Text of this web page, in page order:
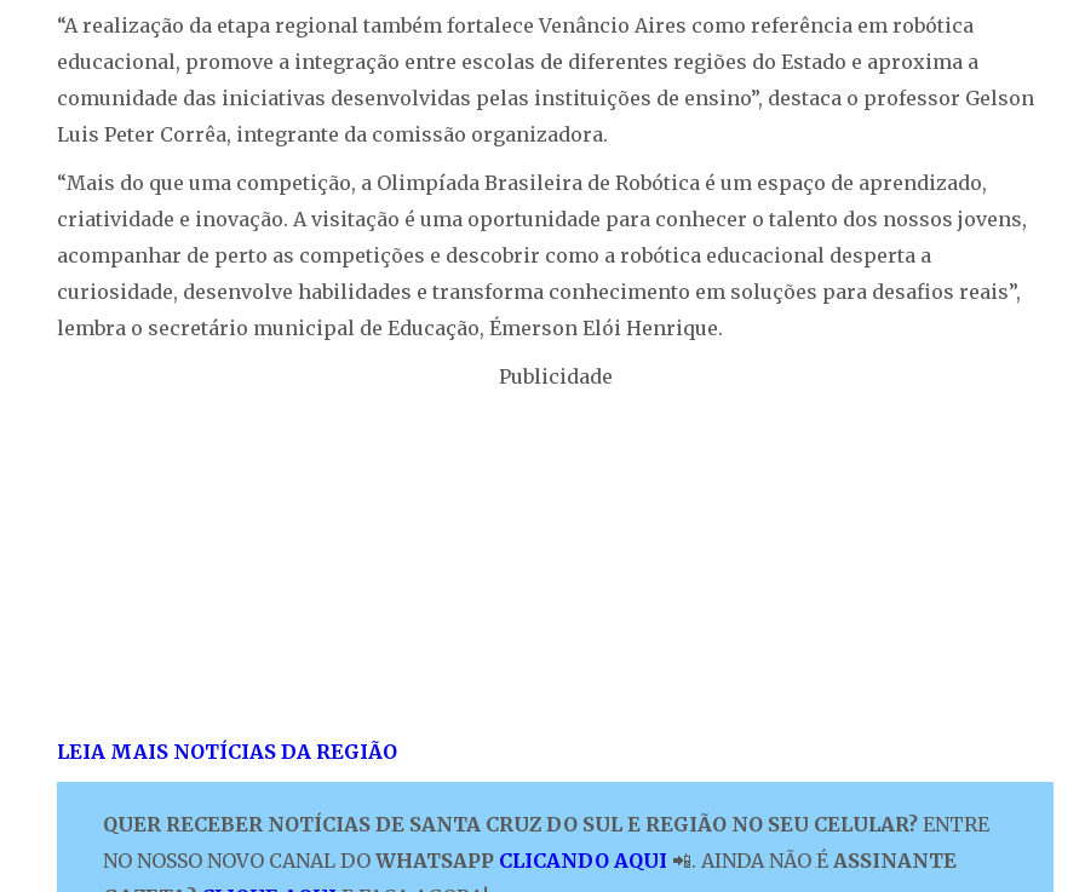
“A realização da etapa regional também fortalece Venâncio Aires como referência em robótica
educacional, promove a integração entre escolas de diferentes regiões do Estado e aproxima a
comunidade das iniciativas desenvolvidas pelas instituições de ensino”, destaca o professor Gelson
Luis Peter Corrêa, integrante da comissão organizadora.
“Mais do que uma competição, a Olimpíada Brasileira de Robótica é um espaço de aprendizado,
criatividade e inovação. A visitação é uma oportunidade para conhecer o talento dos nossos jovens,
acompanhar de perto as competições e descobrir como a robótica educacional desperta a
curiosidade, desenvolve habilidades e transforma conhecimento em soluções para desafios reais”,
lembra o secretário municipal de Educação, Émerson Elói Henrique.
Publicidade
LEIA MAIS NOTÍCIAS DA REGIÃO
QUER RECEBER NOTÍCIAS DE SANTA CRUZ DO SUL E REGIÃO NO SEU CELULAR? ENTRE
NO NOSSO NOVO CANAL DO WHATSAPP CLICANDO AQUI 📲. AINDA NÃO É ASSINANTE